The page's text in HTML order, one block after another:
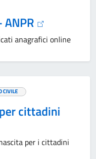
anagrafici online
CIVILE
cittadini
per i cittadini